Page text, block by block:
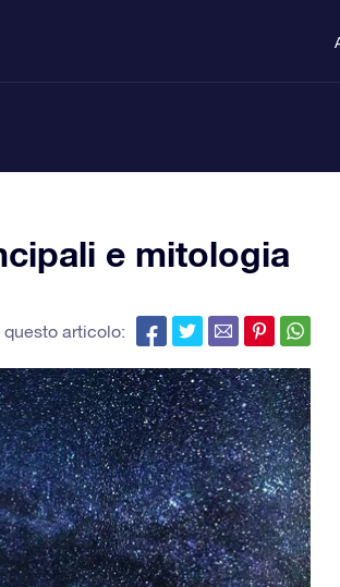
e mitologia
articolo: